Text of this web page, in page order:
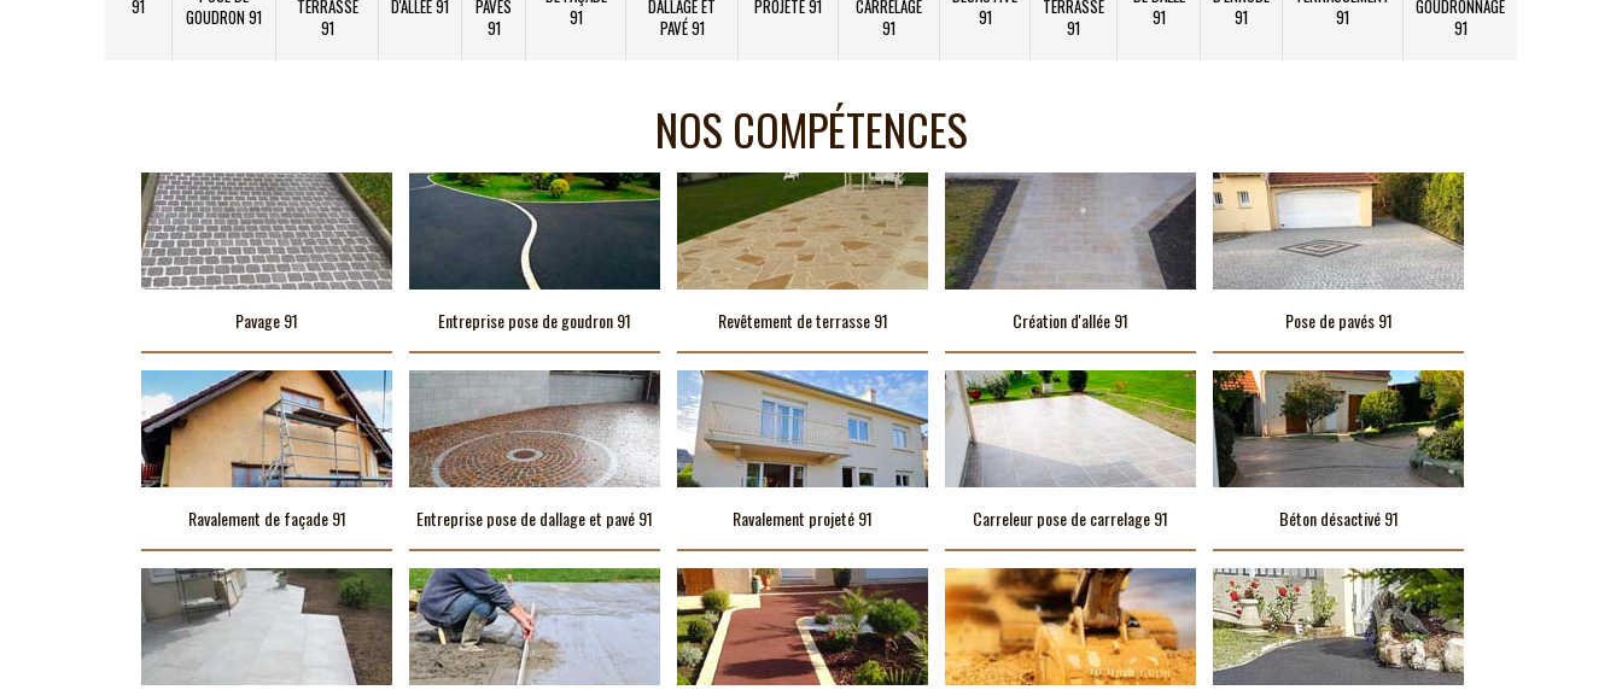
91
GOUDRON 91
TERRASSE
91
D'ALLÉE 91
PAVÉS
91
91
DALLAGE ET
PAVÉ 91
PROJETÉ 91
CARRELAGE
91
91
TERRASSE
91
91
91
91
GOUDRONNAGE
91
NOS COMPÉTENCES
Pavage 91 Entreprise pose de goudron 91 Revêtement de terrasse 91 Création d'allée 91 Pose de pavés 91
Ravalement de façade 91 Entreprise pose de dallage et pavé 91 Ravalement projeté 91 Carreleur pose de carrelage 91 Béton désactivé 91